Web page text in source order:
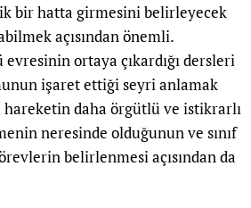
bir hatta girmesini belirleyecek
açısından önemli.
ortaya çıkardığı dersleri
işaret ettiği seyri anlamak
hareketin daha örgütlü ve istikrarlı
neresinde olduğunun ve sınıf
belirlenmesi açısından da